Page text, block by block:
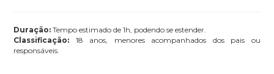
Duração:Tempo estimado de 1h, podendo se estender.
Classificação: 18 anos, menores acompanhados dos pais ou
responsáveis.